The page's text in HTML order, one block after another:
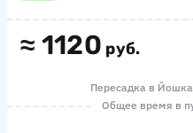
≈ 1120 руб.
Пересадка в
Общее время в